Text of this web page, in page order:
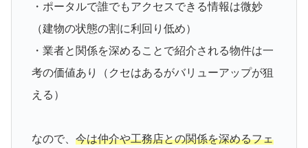
・ポータルで誰でもアクセスできる情報は微妙
（建物の状態の割に利回り低め）
・業者と関係を深めることで紹介される物件は一
考の価値あり（クセはあるがバリューアップが狙
える）
なので、 今は仲介や工務店との関係を深めるフェ